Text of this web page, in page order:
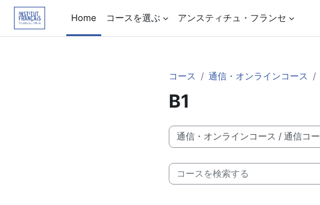
メインコンテンツへスキップする
Home
コースを選ぶ アンスティチュ・フランセ
コース 通信・オンラインコース
B1
コースカテゴリ
コースを検索する